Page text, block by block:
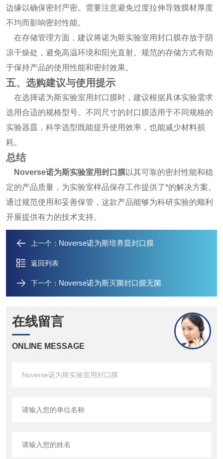
边缘以确保密封严密。需要注意避免过度拉伸导致膜材厚度
不均而影响密封性能。
在存储管理方面，建议将诺为斯实验室用封口膜存放于阴
凉干燥处，避免高温环境和阳光直射。规范的存储方式有助
于保持产品的使用性能和密封效果。
五、选购建议与使用提示
在选择诺为斯实验室用封口膜时，建议根据具体实验需求
选用合适的规格型号。不同尺寸的封口膜适用于不同规格的
实验器皿，科学选型既能提升使用效率，也能减少材料损
耗。
总结
Noverse诺为斯实验室用封口膜以其可靠的密封性能和稳
定的产品质量，为实验室样品保存工作提供了*的解决方案。
通过规范使用和妥善保管，这款产品能够为科研实验的顺利
开展提供有力的技术支持。
上一个： Noverse诺为斯培养皿封口膜
返回列表
下一个： Noverse诺为斯灭菌封口膜无菌
在线留言
ONLINE MESSAGE